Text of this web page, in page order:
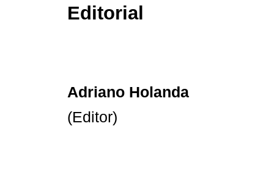
Editorial
Adriano Holanda
(Editor)